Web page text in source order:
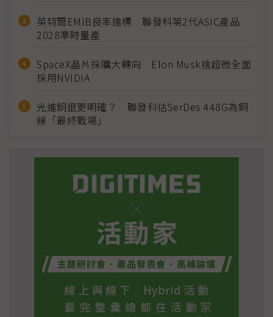
英特爾EMIB良率達標 聯發科第2代ASIC產品
2028準時量產
SpaceX晶片採購大轉向 Elon Musk捨超微全面
採用NVIDIA
光進銅退更明確？ 聯發科估SerDes 448G為銅
線「最終戰場」